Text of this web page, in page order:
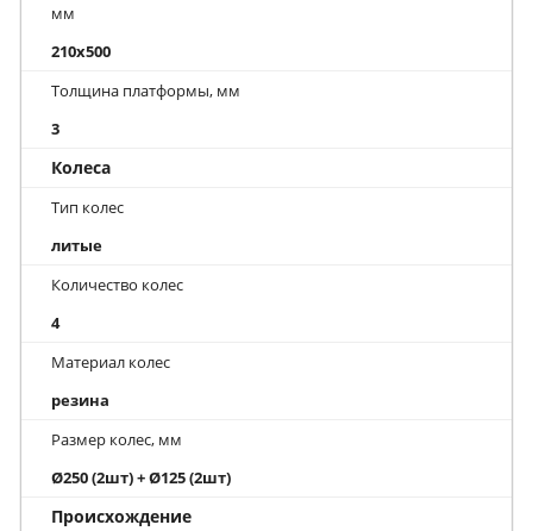
мм
210x500
Толщина платформы, мм
3
Колеса
Тип колес
литые
Количество колес
4
Материал колес
резина
Размер колес, мм
Ø250 (2шт) + Ø125 (2шт)
Происхождение